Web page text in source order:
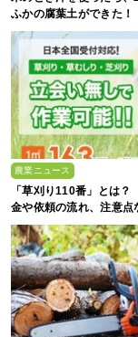
ふかの腐葉土ができた！
農業ニュース
「草刈り110番」とは
金や依頼の流れ、注意点